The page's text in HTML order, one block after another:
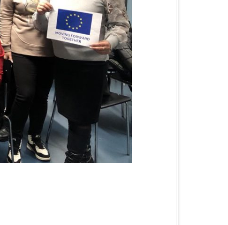
ОБЛАСТЬ
ОБЛАСТЬ
ОБЛАСТЬ
ОБЛАСТЬ